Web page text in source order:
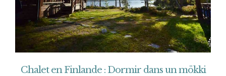
Chalet en Finlande : Dormir dans un mökki